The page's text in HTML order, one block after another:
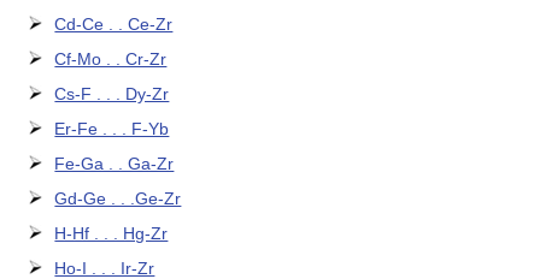
Cd-Ce . . Ce-Zr
Cf-Mo . . Cr-Zr
Cs-F . . . Dy-Zr
Er-Fe . . . F-Yb
Fe-Ga . . Ga-Zr
Gd-Ge . . .Ge-Zr
H-Hf . . . Hg-Zr
Ho-I . . . Ir-Zr